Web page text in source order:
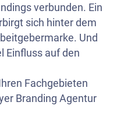
verbunden. Ein
sich hinter dem
Und
Einfluss auf den
Fachgebieten
Branding Agentur